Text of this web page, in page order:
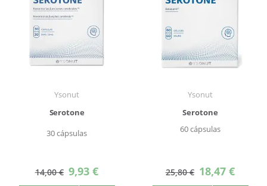
Ysonut
Serotone
30 cápsulas
14,00 € Precio
especial
9,93 €
Ysonut
Serotone
60 cápsulas
25,80 € Precio
especial
18,47 €